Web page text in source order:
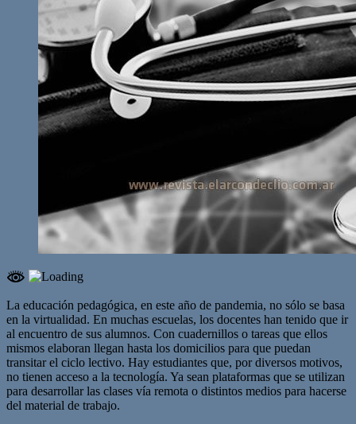
La educación pedagógica, en este año de pandemia, no sólo se basa
en la virtualidad. En muchas escuelas, los docentes han tenido que ir
al encuentro de sus alumnos. Con cuadernillos o tareas que ellos
mismos elaboran llegan hasta los domicilios para que puedan
transitar el ciclo lectivo. Hay estudiantes que, por diversos motivos,
no tienen acceso a la tecnología. Ya sean plataformas que se utilizan
para desarrollar las clases vía remota o distintos medios para hacerse
del material de trabajo.